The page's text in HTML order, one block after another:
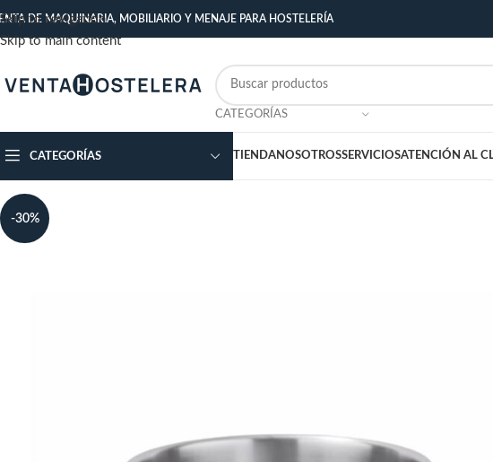
Skip to navigation
Skip to main content
DE MAQUINARIA, MOBILIARIO Y MENAJE PARA HOSTELERÍA
CATEGORÍAS
CATEGORÍAS TIENDANOSOTROSSERVICIOSATENCIÓN AL
-30%